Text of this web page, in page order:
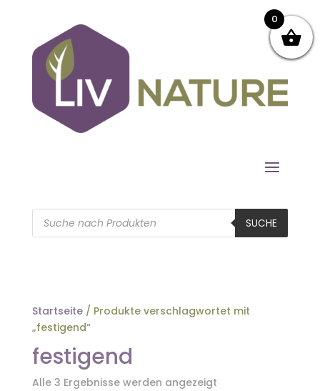
Products
search SUCHE
Startseite/ Produkte verschlagwortet mit
„festigend“
festigend
Alle 3 Ergebnisse werden angezeigt
0